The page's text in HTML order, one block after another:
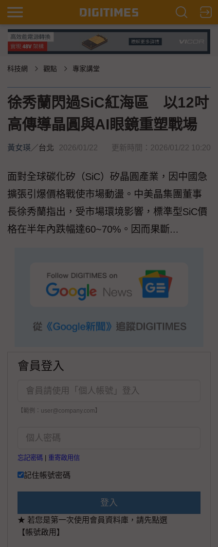
科技網 觀點 專家講堂
徐秀蘭閃過SiC紅海區 以12吋
高傳導晶圓與AI眼鏡重塑戰場
黃女瑛／台北 2026/01/22 更新時間：2026/01/22 10:20
面對全球碳化矽（SiC）矽晶圓產業，因中國急
擴張引爆價格戰使市場動盪。中美晶集團董事
長徐秀蘭指出，受市場環境影響，標準型SiC價
格在半年內跌幅達60~70%。因而果斷...
會員登入
【範例：user@company.com】
忘記密碼 重寄啟用信
記住帳號密碼
登入
★ 若您是第一次使用會員資料庫，請先點選
【帳號啟用】